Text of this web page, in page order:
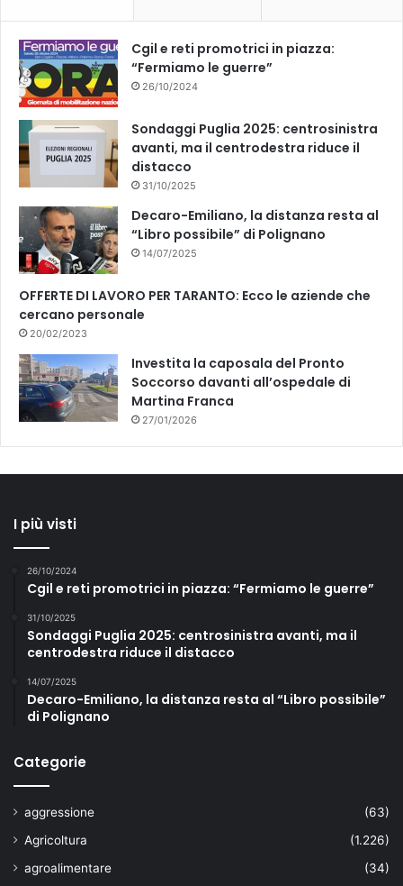
Cgil e reti promotrici in piazza:
“Fermiamo le guerre”
26/10/2024
Sondaggi Puglia 2025: centrosinistra
avanti, ma il centrodestra riduce il
distacco
31/10/2025
Decaro-Emiliano, la distanza resta al
“Libro possibile” di Polignano
14/07/2025
OFFERTE DI LAVORO PER TARANTO: Ecco le aziende che
cercano personale
20/02/2023
Investita la caposala del Pronto
Soccorso davanti all’ospedale di
Martina Franca
27/01/2026
I più visti
26/10/2024
Cgil e reti promotrici in piazza: “Fermiamo le guerre”
31/10/2025
Sondaggi Puglia 2025: centrosinistra avanti, ma il
centrodestra riduce il distacco
14/07/2025
Decaro-Emiliano, la distanza resta al “Libro possibile”
di Polignano
Categorie
aggressione
(63)
Agricoltura
(1.226)
agroalimentare
(34)